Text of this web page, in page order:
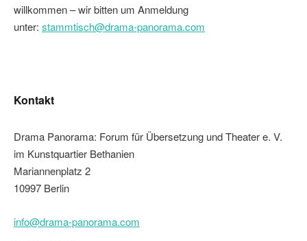
willkommen – wir bitten um Anmeldung
unter: stammtisch@drama-panorama.com
Kontakt
Drama Panorama: Forum für Übersetzung und Theater e. V.
im Kunstquartier Bethanien
Mariannenplatz 2
10997 Berlin
info@drama-panorama.com